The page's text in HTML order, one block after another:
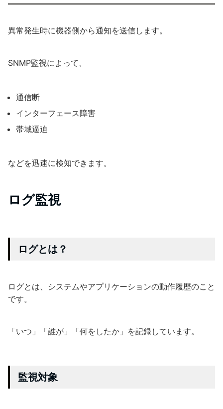
異常発生時に機器側から通知を送信します。
SNMP監視によって、
通信断
インターフェース障害
帯域逼迫
などを迅速に検知できます。
ログ監視
ログとは？
ログとは、システムやアプリケーションの動作履歴のこと
です。
「いつ」「誰が」「何をしたか」を記録しています。
監視対象